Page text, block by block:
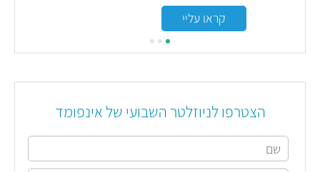
קראו עליי
הצטרפו לניוזלטר השבועי של אינפומד